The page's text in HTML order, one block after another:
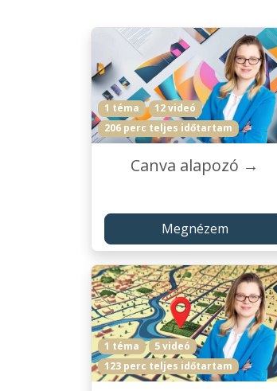
1 téma
12 videó
206 perc teljes időtartam
Canva alapozó →
Megnézem
1 téma
5 videó
123 perc teljes időtartam